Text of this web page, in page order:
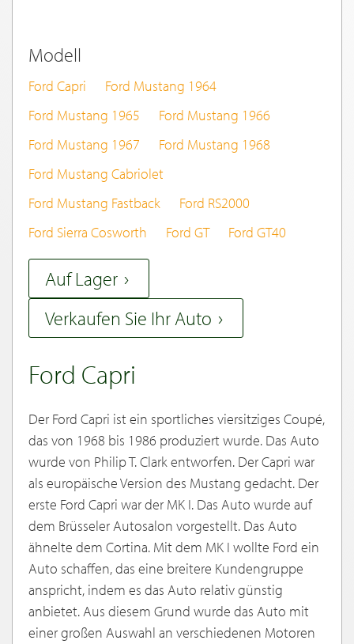
Modell
Ford Capri
Ford Mustang 1964
Ford Mustang 1965
Ford Mustang 1966
Ford Mustang 1967
Ford Mustang 1968
Ford Mustang Cabriolet
Ford Mustang Fastback
Ford RS2000
Ford Sierra Cosworth
Ford GT Ford GT40
Auf Lager
Verkaufen Sie Ihr Auto
Ford Capri
Der Ford Capri ist ein sportliches viersitziges Coupé,
das von 1968 bis 1986 produziert wurde. Das Auto
wurde von Philip T. Clark entworfen. Der Capri war
als europäische Version des Mustang gedacht. Der
erste Ford Capri war der MK I. Das Auto wurde auf
dem Brüsseler Autosalon vorgestellt. Das Auto
ähnelte dem Cortina. Mit dem MK I wollte Ford ein
Auto schaffen, das eine breitere Kundengruppe
anspricht, indem es das Auto relativ günstig
anbietet. Aus diesem Grund wurde das Auto mit
einer großen Auswahl an verschiedenen Motoren